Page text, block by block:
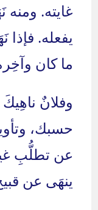
غايته. ومنه
يفعله. فإذا
ما كان
وفلانٌ
حسبك،
عن تطلُّبِ
ينهَى عن